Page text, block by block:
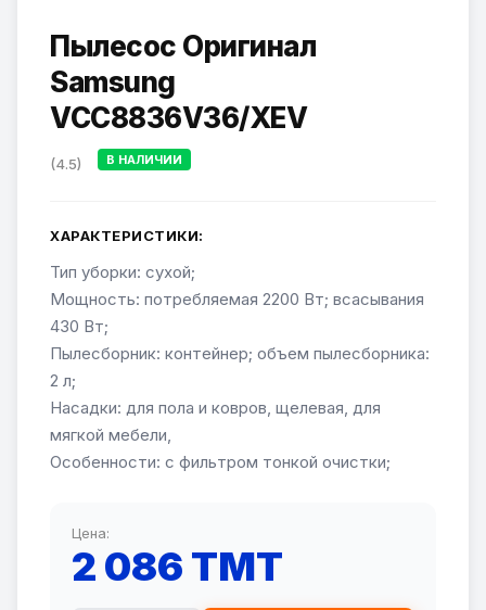
Пылесос Оригинал
Samsung
VCC8836V36/XEV
(4.5) В НАЛИЧИИ
ХАРАКТЕРИСТИКИ:
Тип уборки: сухой;
Мощность: потребляемая 2200 Вт; всасывания
430 Вт;
Пылесборник: контейнер; объем пылесборника:
2 л;
Насадки: для пола и ковров, щелевая, для
мягкой мебели,
Особенности: с фильтром тонкой очистки;
Цена:
2 086 TMT